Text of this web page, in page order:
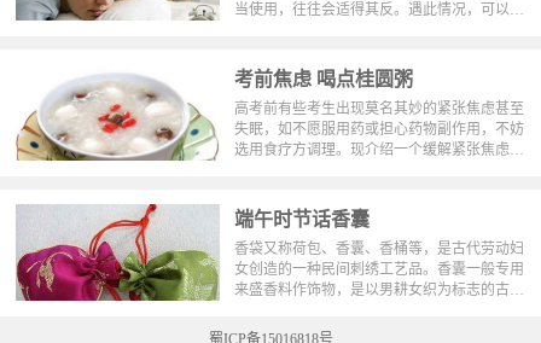
当使用，往往会适得其反。遇此情况，可以采
考前焦虑 喝点桂圆粥
高考前有些考生出现莫名其妙的紧张焦虑甚至
失眠，如不愿服用药或担心药物副作用，不妨
选用食疗方调理。现介绍一个缓解紧张焦虑的
端午时节话香囊
香袋又称荷包、香囊、香桶等，是古代劳动妇
女创造的一种民间刺绣工艺品。香囊一般专用
来盛香料作饰物，是以男耕女织为标志的古代
俗。香袋与琼瑶、玉环、香帕等，为古代人重
蜀ICP备15016818号